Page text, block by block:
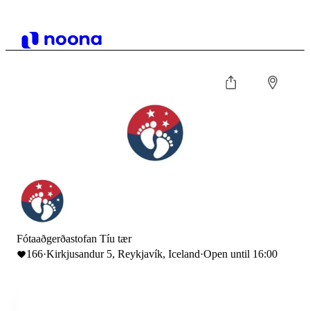
Fótaaðgerðastofan Tíu tær
166·Kirkjusandur 5, Reykjavík, Iceland·Open until 16:00